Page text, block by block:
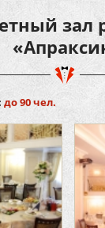
зал
до 90 чел.